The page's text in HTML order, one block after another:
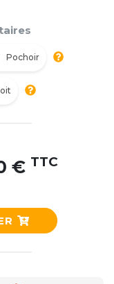
Pochoir
€ TTC